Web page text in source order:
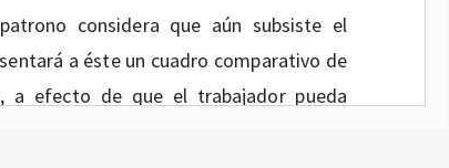
considera que aún subsiste el
a éste un cuadro comparativo de
a efecto de que el trabajador pueda